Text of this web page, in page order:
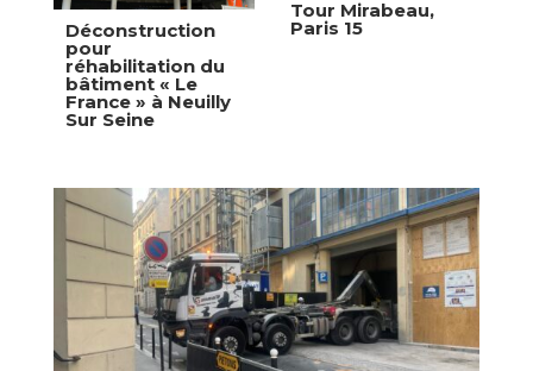
Déconstruction
pour
réhabilitation du
bâtiment « Le
France » à Neuilly
Sur Seine
Tour Mirabeau,
Paris 15